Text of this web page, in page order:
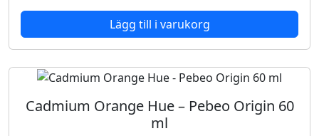
Lägg till i varukorg
Cadmium Orange Hue – Pebeo Origin 60
ml